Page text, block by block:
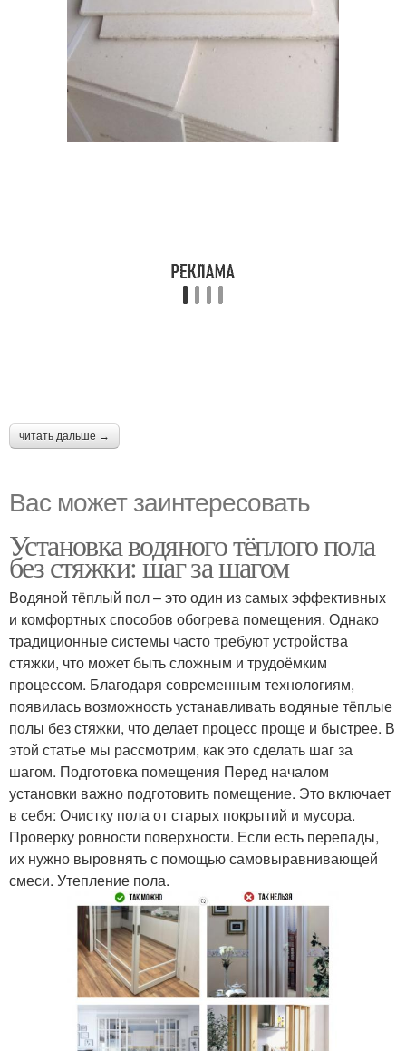
читать дальше →
Вас может заинтересовать
Установка водяного тёплого пола
без стяжки: шаг за шагом
Водяной тёплый пол – это один из самых эффективных
и комфортных способов обогрева помещения. Однако
традиционные системы часто требуют устройства
стяжки, что может быть сложным и трудоёмким
процессом. Благодаря современным технологиям,
появилась возможность устанавливать водяные тёплые
полы без стяжки, что делает процесс проще и быстрее. В
этой статье мы рассмотрим, как это сделать шаг за
шагом. Подготовка помещения Перед началом
установки важно подготовить помещение. Это включает
в себя: Очистку пола от старых покрытий и мусора.
Проверку ровности поверхности. Если есть перепады,
их нужно выровнять с помощью самовыравнивающей
смеси. Утепление пола.